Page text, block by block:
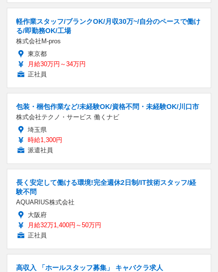
軽作業スタッフ/ブランクOK/月収30万~/自分のペースで働け
る/即勤務OK/工場
株式会社M-pros
東京都
月給30万円～34万円
正社員
包装・梱包作業など/未経験OK/資格不問・未経験OK/川口市
株式会社テクノ・サービス 働くナビ
埼玉県
時給1,300円
派遣社員
長く安定して働ける環境!完全週休2日制/IT技術スタッフ/経
験不問
AQUARIUS株式会社
大阪府
月給32万1,400円～50万円
正社員
高収入 「ホールスタッフ募集」 キャバクラ求人